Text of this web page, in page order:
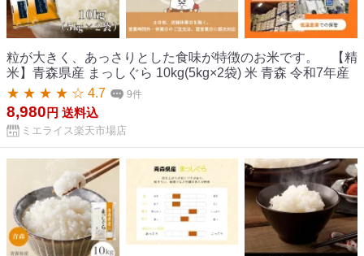
粒が大きく、あっさりとした食味が特徴のお米です。 【精
米】青森県産 まっしぐら 10kg(5kg×2袋) 米 青森 令和7年産
★ ★ ★ ★ ☆ 4.7
9件
8,980 円 送料込
ミエライス楽天市場店